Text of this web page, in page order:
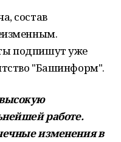
состав
подпишут уже
"Башинформ".
работе.
изменения в